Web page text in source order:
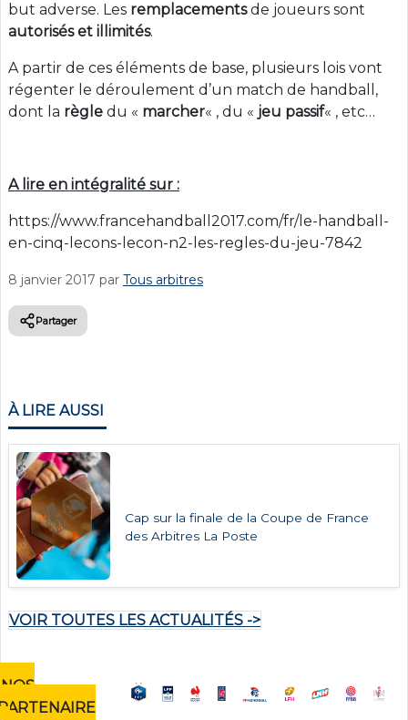
but adverse. Les remplacementsde joueurs sont
autorisés et illimités.
A partir de ces éléments de base, plusieurs lois vont
régenter le déroulement d’un match de handball,
dont la règle du « marcher« , du « jeu passif« , etc…
A lire en intégralité sur :
https://www.francehandball2017.com/fr/le-handball-
en-cinq-lecons-lecon-n2-les-regles-du-jeu-7842
8 janvier 2017 par Tous arbitres
Partager
À LIRE AUSSI
Cap sur la finale de la Coupe de France
des Arbitres La Poste
VOIR TOUTES LES ACTUALITÉS ->
NOS